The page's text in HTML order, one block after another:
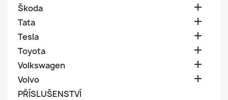
Škoda 
Tata 
Tesla 
Toyota 
Volkswagen 
Volvo 
PŘÍSLUŠENSTVÍ